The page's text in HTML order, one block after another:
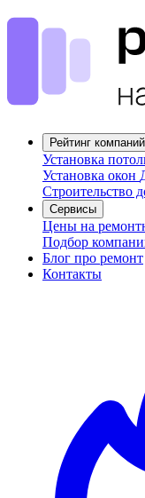
Рейтинг компаний
Установка
Установка окон
Строительство
Сервисы
Цены на
Подбор
Блог про ремонт
Контакты